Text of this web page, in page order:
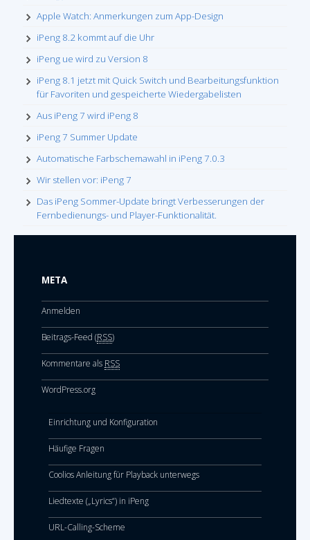
Apple Watch: Anmerkungen zum App-Design
iPeng 8.2 kommt auf die Uhr
iPeng ue wird zu Version 8
iPeng 8.1 jetzt mit Quick Switch und Bearbeitungsfunktion
für Favoriten und gespeicherte Wiedergabelisten
Aus iPeng 7 wird iPeng 8
iPeng 7 Summer Update
Automatische Farbschemawahl in iPeng 7.0.3
Wir stellen vor: iPeng 7
Das iPeng Sommer-Update bringt Verbesserungen der
Fernbedienungs- und Player-Funktionalität.
META
Anmelden
Beitrags-Feed (RSS)
Kommentare als RSS
WordPress.org
Einrichtung und Konfiguration
Häufige Fragen
Coolios Anleitung für Playback unterwegs
Liedtexte („Lyrics“) in iPeng
URL-Calling-Scheme